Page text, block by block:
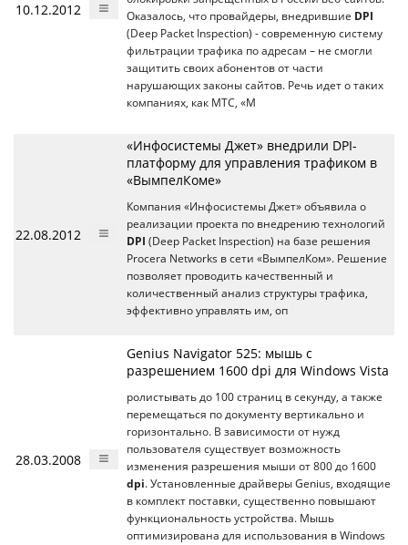
10.12.2012
Оказалось, что провайдеры, внедрившие DPI
(Deep Packet Inspection) - современную систему
фильтрации трафика по адресам – не смогли
защитить своих абонентов от части
нарушающих законы сайтов. Речь идет о таких
компаниях, как МТС, «М
22.08.2012
«Инфосистемы Джет» внедрили DPI-
платформу для управления трафиком в
«ВымпелКоме»
Компания «Инфосистемы Джет» объявила о
реализации проекта по внедрению технологий
DPI (Deep Packet Inspection) на базе решения
Procera Networks в сети «ВымпелКом». Решение
позволяет проводить качественный и
количественный анализ структуры трафика,
эффективно управлять им, оп
28.03.2008
Genius Navigator 525: мышь c
разрешением 1600 dpi для Windows Vista
ролистывать до 100 страниц в секунду, а также
перемещаться по документу вертикально и
горизонтально. В зависимости от нужд
пользователя существует возможность
изменения разрешения мыши от 800 до 1600
dpi. Установленные драйверы Genius, входящие
в комплект поставки, существенно повышают
функциональность устройства. Мышь
оптимизирована для использования в Windows